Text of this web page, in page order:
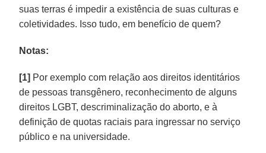
suas terras é impedir a existência de suas culturas e
coletividades. Isso tudo, em benefício de quem?
Notas:
[1] Por exemplo com relação aos direitos identitários
de pessoas transgênero, reconhecimento de alguns
direitos LGBT, descriminalização do aborto, e à
definição de quotas raciais para ingressar no serviço
público e na universidade.